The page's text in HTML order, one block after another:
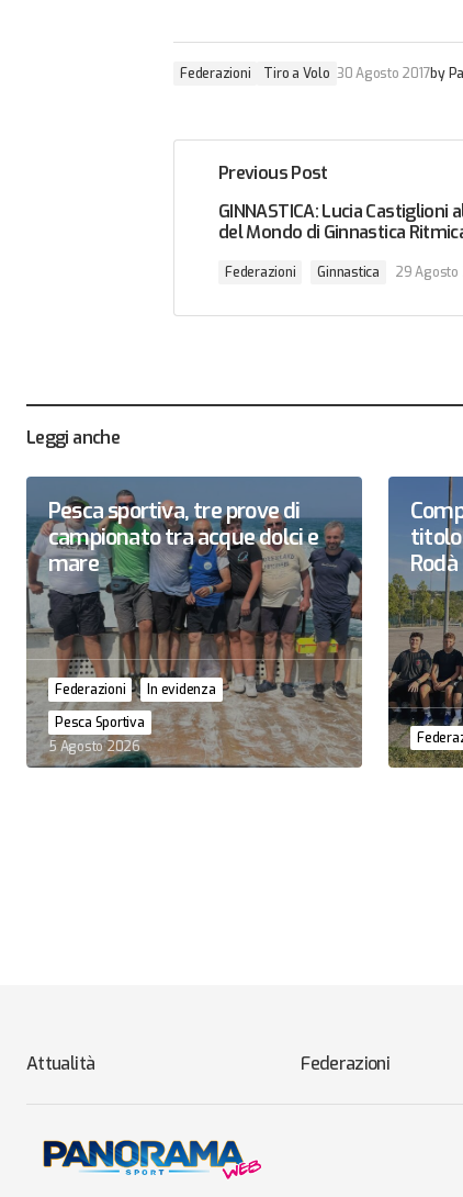
Federazioni Tiro a Volo 30 Agosto 2017by
Previous Post
GINNASTICA: Lucia Castiglioni
del Mondo di Ginnastica
Federazioni Ginnastica 29 Agosto
Leggi anche
Pesca sportiva, tre prove di
campionato tra acque dolci e
mare
Federazioni
In evidenza
Pesca Sportiva
5 Agosto 2026
Attualità Federazioni